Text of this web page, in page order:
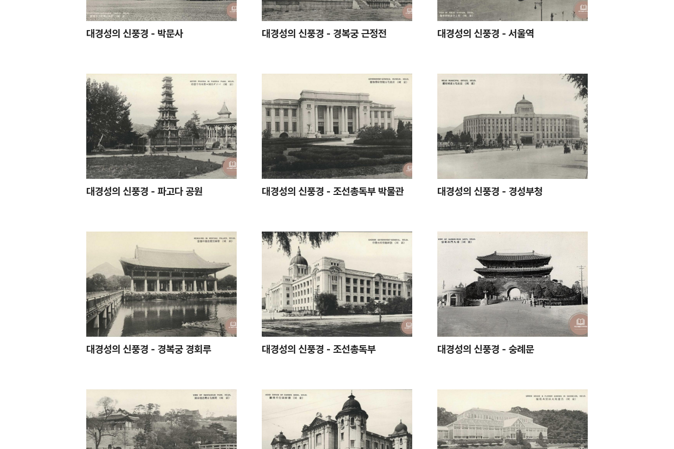
대경성의 신풍경 - 박문사 대경성의 신풍경 - 경복궁 근정전 대경성의 신풍경 - 서울역
대경성의 신풍경 - 파고다 공원 대경성의 신풍경 - 조선총독부 박물관 대경성의 신풍경 - 경성부청
대경성의 신풍경 - 경복궁 경회루 대경성의 신풍경 - 조선총독부 대경성의 신풍경 - 숭례문